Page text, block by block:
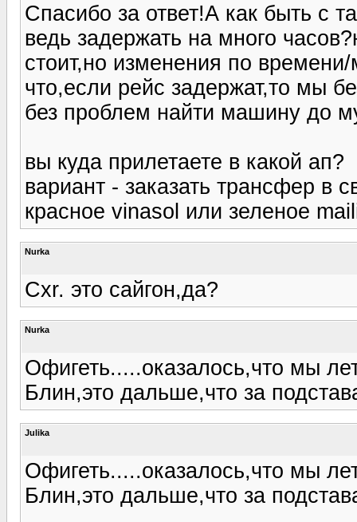
Спасибо за ответ!А как быть с
ведь задержать на много
стоит,но изменения по
что,если рейс задержат,то мы
без проблем найти машину до
вы куда прилетаете в какой ап?
вариант - заказать трансфер в
красное vinasol или зеленое
Nurka
Cxr. это сайгон,да?
Nurka
Офигеть.....оказалось,что мы
Блин,это дальше,что за
Julika
Офигеть.....оказалось,что мы
Блин,это дальше,что за